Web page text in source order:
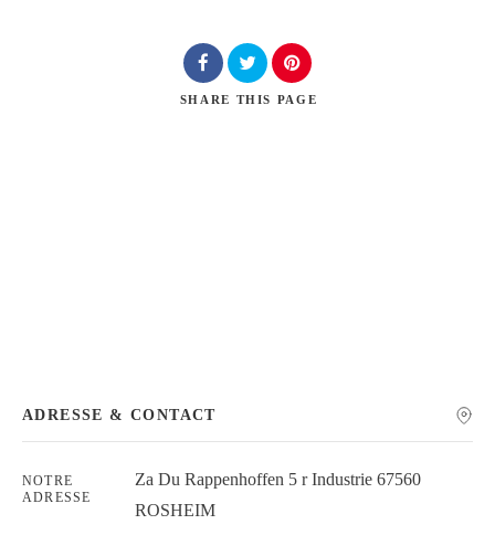
SHARE THIS PAGE
ADRESSE & CONTACT
NOTRE
ADRESSE
Za Du Rappenhoffen 5 r Industrie 67560
ROSHEIM